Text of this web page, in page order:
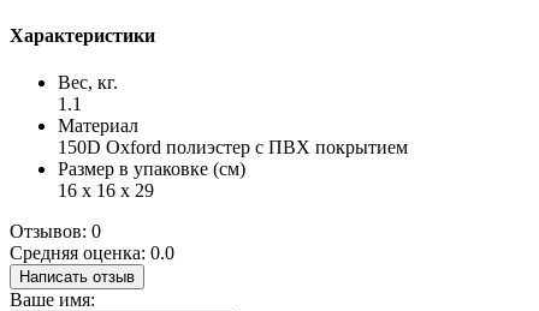
Характеристики
Вес, кг.
1.1
Материал
150D Oxford полиэстер с ПВХ покрытием
Размер в упаковке (см)
16 x 16 x 29
Отзывов: 0
Средняя оценка: 0.0
Написать отзыв
Ваше имя: